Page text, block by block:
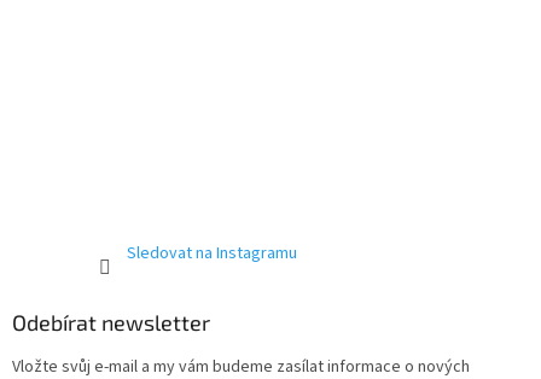
Sledovat na Instagramu
Odebírat newsletter
Vložte svůj e-mail a my vám budeme zasílat informace o nových